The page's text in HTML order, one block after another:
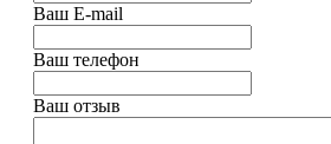
Ваш E-mail
Ваш телефон
Ваш отзыв